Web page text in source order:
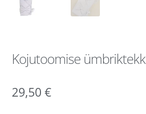
Kojutoomise ümbriktekk
29,50 €